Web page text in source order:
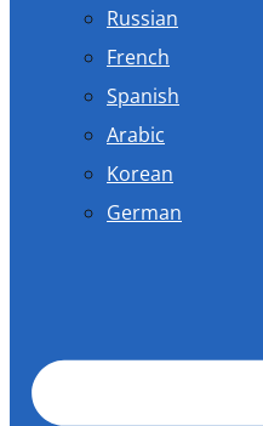
Russian
French
Spanish
Arabic
Korean
German